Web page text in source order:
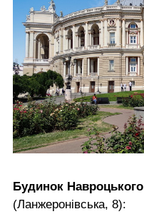
Будинок Навроцького
(Ланжеронівська, 8):